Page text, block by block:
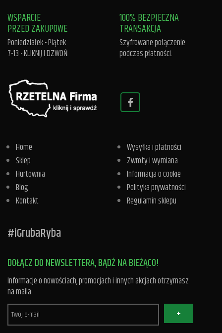
WSPARCIE
PRZED ZAKUPOWE
Poniedziałek - Piątek
7-13 -KLIKNIJ I DZWOŃ
100% BEZPIECZNA
TRANSAKCJA
Szyfrowane połączenie
podczas płatności.
Home
Sklep
Hurtownia
Blog
Kontakt
Wysyłka i płatności
Zwroty i wymiana
Informacja o cookie
Polityka prywatności
Regulamin sklepu
#iGrubaRyba
DOŁĄCZ DO NEWSLETTERA, BĄDŹ NA BIEŻĄCO!
Informacje o nowościach, promocjach i innych akcjach otrzymasz
na maila.
+